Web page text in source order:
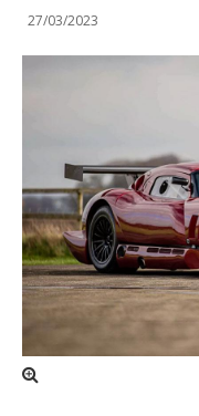
27/03/2023